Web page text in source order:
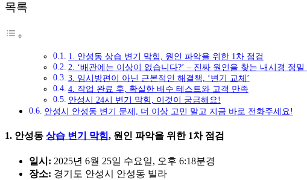
목록
1. 안성동 상습 변기 막힘, 원인 파악을 위한 1차 점검
2. ‘배관에는 이상이 없습니다?’ – 진짜 원인을 찾는 내시경 정밀
3. 임시방편이 아닌 근본적인 해결책, ‘변기 교체’
4. 작업 완료 후, 확실한 배수 테스트와 고객 만족
안성시 24시 변기 막힘, 이것이 궁금해요!
안성시 안성동 변기 문제, 더 이상 고민 말고 지금 바로 전화주세요!
1. 안성동 상습 변기 막힘, 원인 파악을 위한 1차 점검
일시: 2025년 6월 25일 수요일, 오후 6:18분경
장소: 경기도 안성시 안성동 빌라